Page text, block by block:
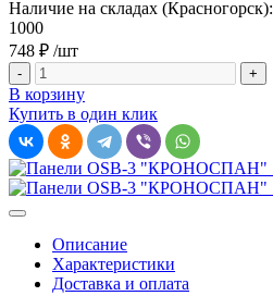
Наличие на складах (Красногорск):
1000
748 ₽ /шт
- +
В корзину
Купить в один клик
Описание
Характеристики
Доставка и оплата